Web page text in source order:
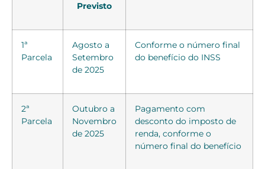
Previsto
1ª
Parcela
Agosto a
Setembro
de 2025
Conforme o número final
do benefício do INSS
2ª
Parcela
Outubro a
Novembro
de 2025
Pagamento com
desconto do imposto de
renda, conforme o
número final do benefício